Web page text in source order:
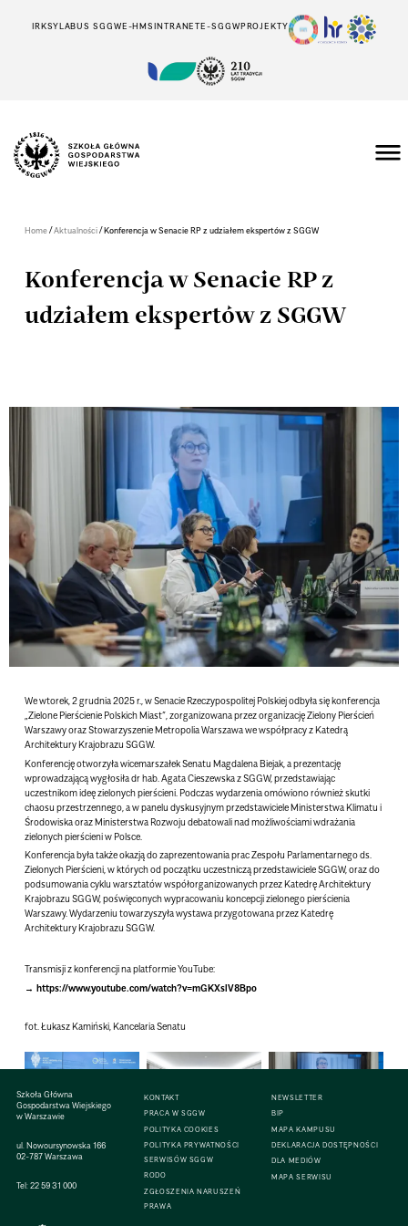
IRKSYLABUS SGGWE-HMSINTRANETE-SGGWPROJEKTY
Home/Aktualności/Konferencja w Senacie RP z udziałem ekspertów z SGGW
Konferencja w Senacie RP z
udziałem ekspertów z SGGW
We wtorek, 2 grudnia 2025 r., w Senacie Rzeczypospolitej Polskiej odbyła się konferencja
„Zielone Pierścienie Polskich Miast”, zorganizowana przez organizację Zielony Pierścień
Warszawy oraz Stowarzyszenie Metropolia Warszawa we współpracy z Katedrą
Architektury Krajobrazu SGGW.
Konferencję otworzyła wicemarszałek Senatu Magdalena Biejak, a prezentację
wprowadzającą wygłosiła dr hab. Agata Cieszewska z SGGW, przedstawiając
uczestnikom ideę zielonych pierścieni. Podczas wydarzenia omówiono również skutki
chaosu przestrzennego, a w panelu dyskusyjnym przedstawiciele Ministerstwa Klimatu i
Środowiska oraz Ministerstwa Rozwoju debatowali nad możliwościami wdrażania
zielonych pierścieni w Polsce.
Konferencja była także okazją do zaprezentowania prac Zespołu Parlamentarnego ds.
Zielonych Pierścieni, w których od początku uczestniczą przedstawiciele SGGW, oraz do
podsumowania cyklu warsztatów współorganizowanych przez Katedrę Architektury
Krajobrazu SGGW, poświęconych wypracowaniu koncepcji zielonego pierścienia
Warszawy. Wydarzeniu towarzyszyła wystawa przygotowana przez Katedrę
Architektury Krajobrazu SGGW.
Transmisji z konferencji na platformie YouTube:
https://www.youtube.com/watch?v=mGKXslV8Bpo
fot. Łukasz Kamiński, Kancelaria Senatu
Szkoła Główna
Gospodarstwa Wiejskiego
w Warszawie
ul. Nowoursynowska 166
02-787 Warszawa
Tel:22 59 31 000
KONTAKT
PRACA W SGGW
POLITYKA COOKIES
POLITYKA PRYWATNOŚCI
SERWISÓW SGGW
RODO
ZGŁOSZENIA NARUSZEŃ
PRAWA
NEWSLETTER
BIP
MAPA KAMPUSU
DEKLARACJA DOSTĘPNOŚCI
DLA MEDIÓW
MAPA SERWISU